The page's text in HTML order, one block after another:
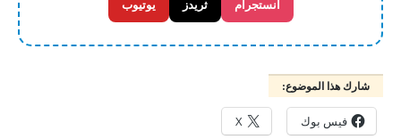
انستجرام ثريدز يوتيوب
شارك هذا الموضوع:
فيس بوك X